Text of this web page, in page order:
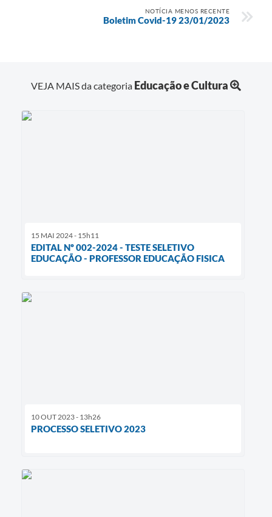
NOTÍCIA MENOS RECENTE
Boletim Covid-19 23/01/2023
VEJA MAIS da categoria Educação e Cultura
15 MAI 2024 - 15h11
EDITAL Nº 002-2024 - TESTE SELETIVO
EDUCAÇÃO - PROFESSOR EDUCAÇÃO FISICA
10 OUT 2023 - 13h26
PROCESSO SELETIVO 2023